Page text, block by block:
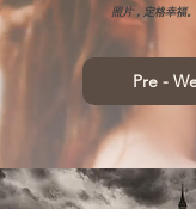
照片，定格幸福
Pre -